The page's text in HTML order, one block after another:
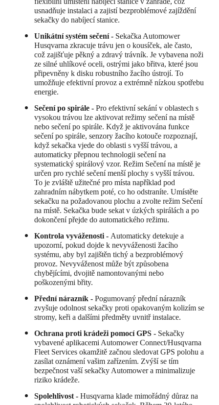
usnadňuje instalaci a zajistí bezproblémové zajíždění
sekačky do nabíjecí stanice.
Unikátní systém sečení - Sekačka Automower
Husqvarna zkracuje trávu jen o kousíček, ale často,
což zajišťuje pěkný a zdravý trávník. Je vybavena noži
ze silné uhlíkové oceli, ostrými jako břitva, které jsou
připevněny k disku robustního žacího ústrojí. To
umožňuje efektivní provoz a extrémně nízkou spotřebu
energie.
Sečení po spirále - Pro efektivní sekání v oblastech s
vysokou trávou lze aktivovat režimy sečení na místě
nebo sečení po spirále. Když je aktivována funkce
sečení po spirále, senzory žacího kotouče rozpoznají,
když sekačka vjede do oblasti s vyšší trávou, a
automaticky přepnou technologii sečení na
systematický spirálový vzor. Režim Sečení na místě je
určen pro rychlé sečení menší plochy s vyšší trávou.
To je zvláště užitečné pro místa například pod
zahradním nábytkem poté, co ho odstraníte. Umístěte
sekačku na požadovanou plochu a zvolte režim Sečení
na místě. Sekačka bude sekat v úzkých spirálách a po
dokončení přejde do automatického režimu.
Kontrola vyváženosti - Automaticky detekuje a
upozorní, pokud dojde k nevyváženosti žacího
systému, aby byl zajištěn tichý a bezproblémový
provoz. Nevyváženost může být způsobena
chybějícími, dvojitě namontovanými nebo
poškozenými břity.
Přední nárazník - Pogumovaný přední nárazník
zvyšuje odolnost sekačky proti opakovaným kolizím se
stromy, keři a dalšími předměty uvnitř instalace.
Ochrana proti krádeži pomocí GPS - Sekačky
vybavené aplikacemi Automower Connect/Husqvarna
Fleet Services okamžitě začnou sledovat GPS polohu a
zasílat oznámení vašim zařízením. Zvýší se tím
bezpečnost vaší sekačky Automower a minimalizuje
riziko krádeže.
Spolehlivost - Husqvarna klade mimořádný důraz na